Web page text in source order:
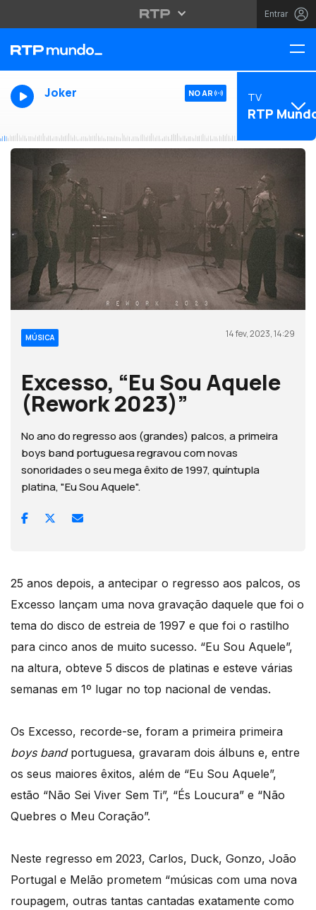
Entrar
Joker NO AR TV
RTP
MÚSICA 14 fev, 2023, 14:29
Excesso, “Eu Sou Aquele
(Rework 2023)”
No ano do regresso aos (grandes) palcos, a primeira
boys band portuguesa regravou com novas
sonoridades o seu mega êxito de 1997, quíntupla
platina, "Eu Sou Aquele".
25 anos depois, a antecipar o regresso aos palcos, os
Excesso lançam uma nova gravação daquele que foi o
tema do disco de estreia de 1997 e que foi o rastilho
para cinco anos de muito sucesso. “Eu Sou Aquele”,
na altura, obteve 5 discos de platinas e esteve várias
semanas em 1º lugar no top nacional de vendas.
Os Excesso, recorde-se, foram a primeira primeira
boys bandportuguesa, gravaram dois álbuns e, entre
os seus maiores êxitos, além de “Eu Sou Aquele”,
estão “Não Sei Viver Sem Ti”, “És Loucura” e “Não
Quebres o Meu Coração”.
Neste regresso em 2023, Carlos, Duck, Gonzo, João
Portugal e Melão prometem “músicas com uma nova
roupagem, outras tantas cantadas exatamente como